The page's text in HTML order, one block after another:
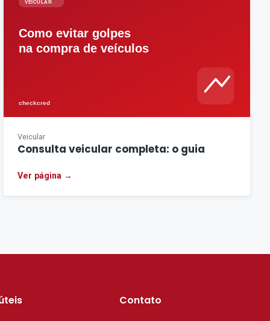
Veicular
Consulta veicular completa: o guia
Ver página →
Contato